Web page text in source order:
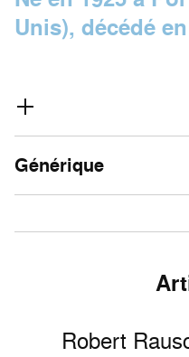
Unis), décédé
Générique
Robert